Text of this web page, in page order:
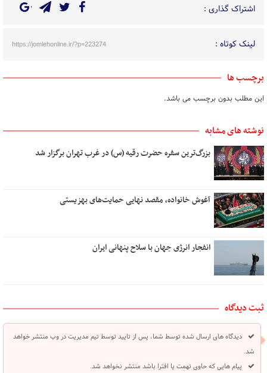
اشتراک گذاری :
لینک کوتاه : https://jomlehonline.ir/?p=223274
برچسب ها
این مطلب بدون برچسب می باشد.
نوشته های مشابه
بزرگ‌ترین سفره حضرت رقیه (س) در غرب تهران برگزار شد
آغوش خانواده، مقصد نهایی حمایت‌های بهزیستی
انفجار انرژی جهان با سلاح پنهانی ایران
ثبت دیدگاه
دیدگاه های ارسال شده توسط شما، پس از تایید توسط تیم مدیریت در وب منتشر خواهد
شد.
پیام هایی که حاوی تهمت یا افترا باشد منتشر نخواهد شد.